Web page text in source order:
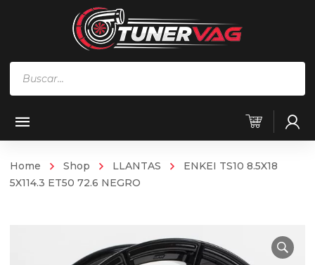
Home Shop LLANTAS
ENKEI TS10 8.5X18
5X114.3 ET50 72.6 NEGRO